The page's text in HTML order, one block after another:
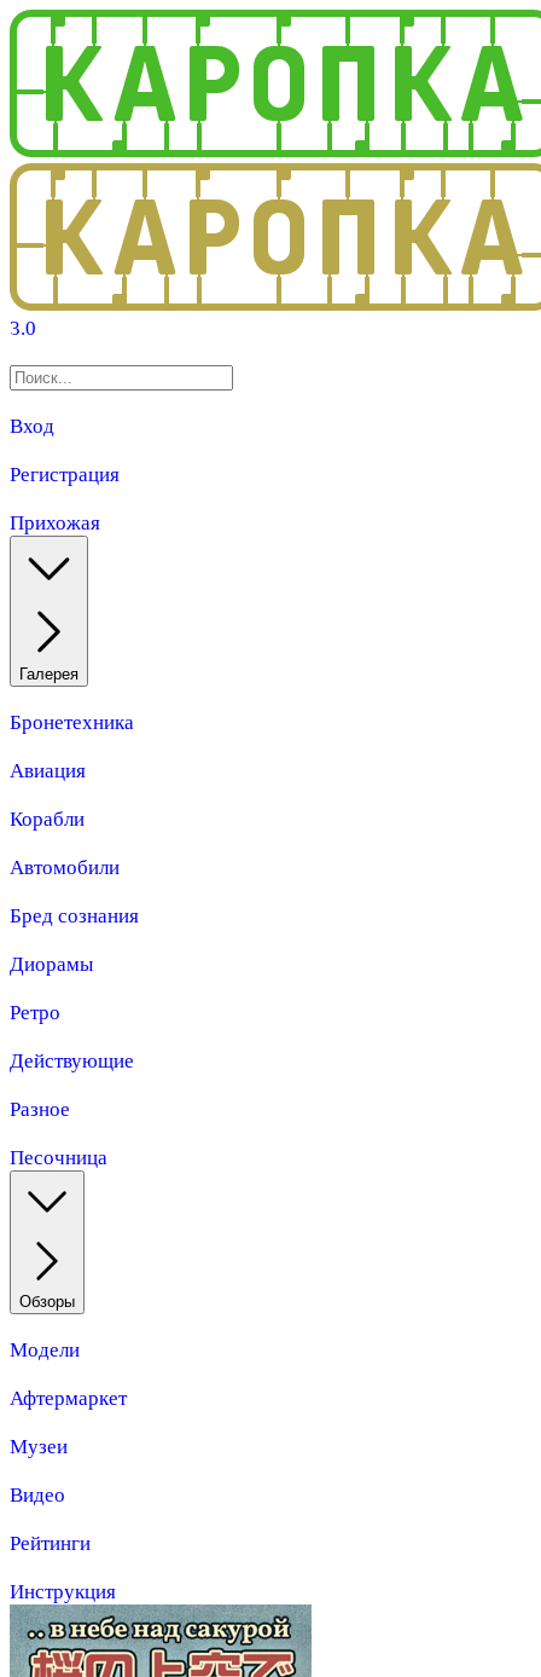
3.0
Вход
Регистрация
Прихожая
Галерея
Бронетехника
Авиация
Корабли
Автомобили
Бред сознания
Диорамы
Ретро
Действующие
Разное
Песочница
Обзоры
Модели
Афтермаркет
Музеи
Видео
Рейтинги
Инструкция